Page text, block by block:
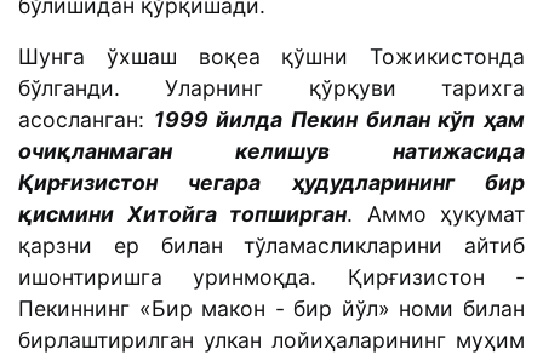
бўлишидан қўрқишади.
Шунга ўхшаш воқеа қўшни Тожикистонда
бўлганди. Уларнинг қўрқуви тарихга
асосланган: 1999 йилда Пекин билан кўп ҳам
очиқланмаган келишув натижасида
Қирғизистон чегара ҳудудларининг бир
қисмини Хитойга топширган.
Аммо ҳукумат
қарзни ер билан тўламасликларини айтиб
ишонтиришга уринмоқда. Қирғизистон -
Пекиннинг «Бир макон - бир йўл» номи билан
бирлаштирилган улкан лойиҳаларининг муҳим